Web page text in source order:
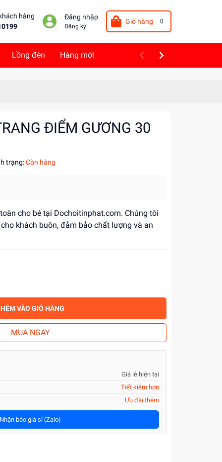
hàng
Đăng nhập
Đăng ký
Giỏ hàng 0
Lồng đèn Hàng mới
ĐIỂM GƯƠNG 30
trạng:Còn hàng
cho bé tại Dochoitinphat.com. Chúng tôi
khách buôn, đảm bảo chất lượng và an
VÀO GIỎ HÀNG
MUA NGAY
Giá lẻ hiện tại
Tiết kiệm hơn
Ưu đãi thêm
Nhận báo giá sỉ (Zalo)